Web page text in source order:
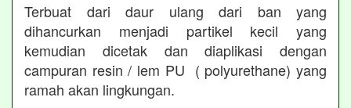
Terbuat dari daur ulang dari ban yang
dihancurkan menjadi partikel kecil yang
kemudian dicetak dan diaplikasi dengan
campuran resin / lem PU ( polyurethane) yang
ramah akan lingkungan.